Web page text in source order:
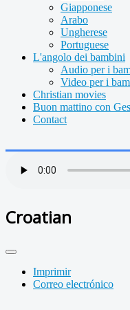
Giapponese
Arabo
Ungherese
Portuguese
L'angolo dei bambini
Audio per i
Video per i
Christian movies
Buon mattino con
Contact
Croatian
Imprimir
Correo electrónico